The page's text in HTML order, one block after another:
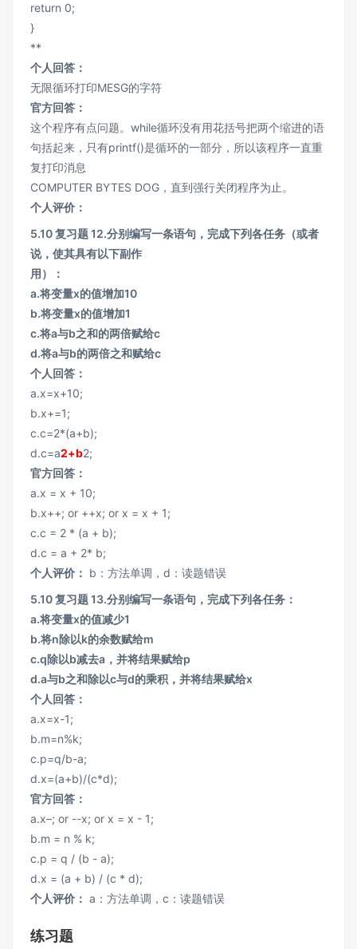
return 0;
}
**
个人回答：
无限循环打印MESG的字符
官方回答：
这个程序有点问题。while循环没有用花括号把两个缩进的语
句括起来，只有printf()是循环的一部分，所以该程序一直重
复打印消息
COMPUTER BYTES DOG，直到强行关闭程序为止。
个人评价：
5.10 复习题 12.分别编写一条语句，完成下列各任务（或者
说，使其具有以下副作
用）：
a.将变量x的值增加10
b.将变量x的值增加1
c.将a与b之和的两倍赋给c
d.将a与b的两倍之和赋给c
个人回答：
a.x=x+10;
b.x+=1;
c.c=2*(a+b);
d.c=a2+b2;
官方回答：
a.x = x + 10;
b.x++; or ++x; or x = x + 1;
c.c = 2 * (a + b);
d.c = a + 2* b;
个人评价： b：方法单调，d：读题错误
5.10 复习题 13.分别编写一条语句，完成下列各任务：
a.将变量x的值减少1
b.将n除以k的余数赋给m
c.q除以b减去a，并将结果赋给p
d.a与b之和除以c与d的乘积，并将结果赋给x
个人回答：
a.x=x-1;
b.m=n%k;
c.p=q/b-a;
d.x=(a+b)/(c*d);
官方回答：
a.x–; or --x; or x = x - 1;
b.m = n % k;
c.p = q / (b - a);
d.x = (a + b) / (c * d);
个人评价： a：方法单调，c：读题错误
练习题